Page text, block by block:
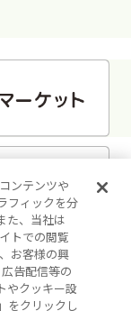
ンテンツや
フィックを分
た、当社は
トでの閲覧
お客様の興
告配信等の
やクッキー設
をクリックし